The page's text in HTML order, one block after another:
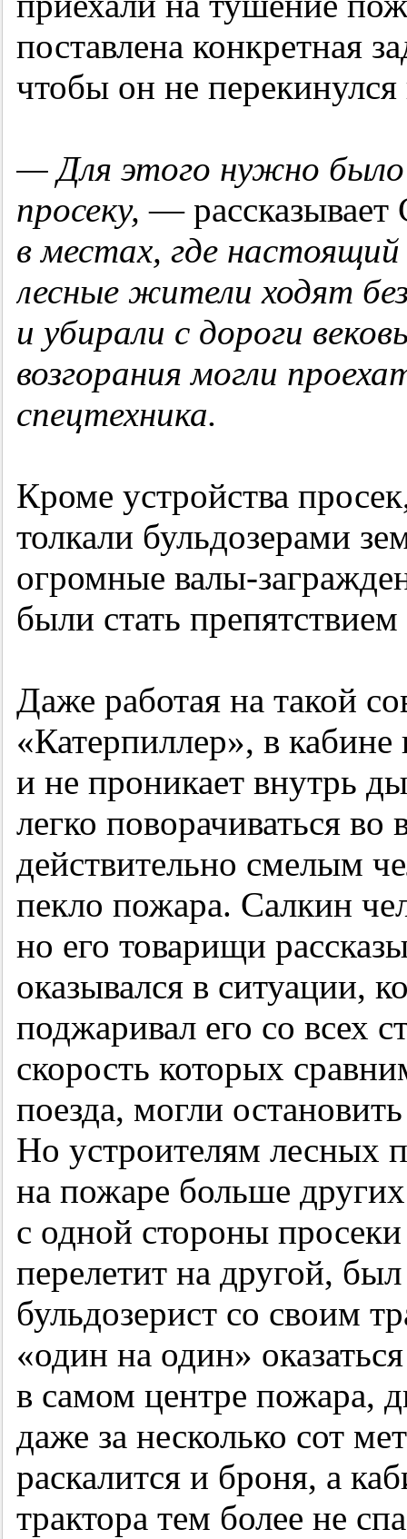
поставлена конкретная
чтобы он не перекинулся
— Для этого нужно было
просеку, —
в местах, где
лесные жители ходят
и убирали с дороги
возгорания могли
спецтехника.
Кроме устройства
толкали бульдозерами
огромные валы-
были стать
Даже работая на такой
«Катерпиллер», в кабине
и не проникает внутрь
легко поворачиваться
действительно смелым
пекло пожара. Салкин
но его товарищи
оказывался в ситуации,
поджаривал его со всех
скорость которых
поезда, могли
Но устроителям лесных
на пожаре больше
с одной стороны
перелетит на другой,
бульдозерист со своим
«один на один»
в самом центре пожара,
даже за несколько сот
раскалится и броня, а
трактора тем более не